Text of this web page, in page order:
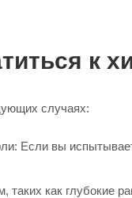
к
случаях:
Если вы
таких как глубокие